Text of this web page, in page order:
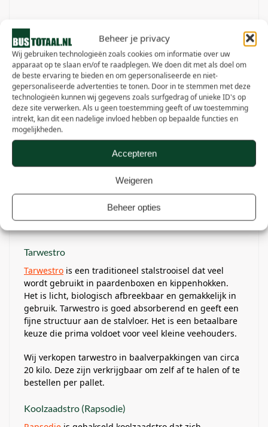
Beheer je privacy
Wij gebruiken technologieën zoals cookies om informatie over uw
apparaat op te slaan en/of te raadplegen. We doen dit met als doel om
de beste ervaring te bieden en om gepersonaliseerde en niet-
gepersonaliseerde advertenties te tonen. Door in te stemmen met deze
technologieën kunnen wij gegevens zoals surfgedrag of unieke ID's op
deze site verwerken. Als u geen toestemming geeft of uw toestemming
intrekt, kan dit een nadelige invloed hebben op bepaalde functies en
mogelijkheden.
Accepteren
Weigeren
Beheer opties
Waarom stalstrooisel?
Stalstrooisel is meer dan alleen een laag op de vloer
van je stal. Het zorgt voor een droge en comfortabele
ondergrond voor je dieren, vangt vocht en urine op,
helpt nare geurtjes voorkomen en draagt bij aan een
hygiënische stalomgeving. Daarnaast beschermt het
de hoeven en poten van je dieren tegen harde of
koude ondergrond.
Goed strooisel helpt ook om luchtwegproblemen te
beperken, vooral bij paarden. Door de juiste keuze van
strooisel zorg je voor een gezonde leefomgeving die
het welzijn van je dieren bevordert.
Onze soorten stalstrooisel
Tarwestro
Tarwestro is een traditioneel stalstrooisel dat veel
wordt gebruikt in paardenboxen en kippenhokken.
Het is licht, biologisch afbreekbaar en gemakkelijk in
gebruik. Tarwestro is goed absorberend en geeft een
fijne structuur aan de stalvloer. Het is een betaalbare
keuze die prima voldoet voor veel kleine veehouders.
Wij verkopen tarwestro in baalverpakkingen van circa
20 kilo. Deze zijn verkrijgbaar om zelf af te halen of te
bestellen per pallet.
Koolzaadstro (Rapsodie)